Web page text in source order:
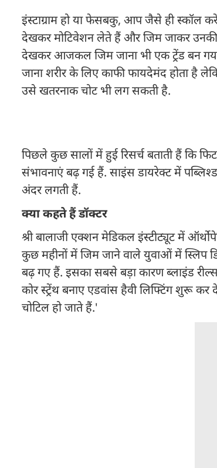
इंस्टाग्राम हो या फेसबकु, आप जैसे ही स्कॉल
देखकर मोटिवेशन लेते हैं और जिम जाकर उनकी
देखकर आजकल जिम जाना भी एक ट्रेंड बन गया
जाना शरीर के लिए काफी फायदेमंद होता है
उसे खतरनाक चोट भी लग सकती है.
पिछले कुछ सालों में हुई रिसर्च बताती हैं कि
संभावनाएं बढ़ गई हैं. साइंस डायरेक्ट में
अंदर लगती हैं.
क्या कहते हैं डॉक्टर
श्री बालाजी एक्शन मेडिकल इंस्टीट्यूट में
कुछ महीनों में जिम जाने वाले युवाओं में
बढ़ गए हैं. इसका सबसे बड़ा कारण ब्लाइंड
कोर स्ट्रेंथ बनाए एडवांस हैवी लिफ्टिंग शुरू
चोटिल हो जाते हैं.'